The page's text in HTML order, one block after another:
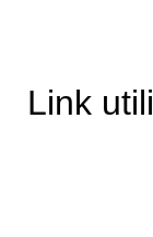
Link utili